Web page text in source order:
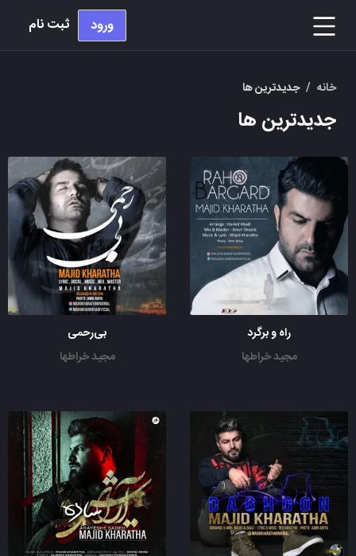
ورود ثبت نام
خانه / جدیدترین ها
جدیدترین ها
راه و برگرد
مجید خراطها
بی‌رحمی
مجید خراطها